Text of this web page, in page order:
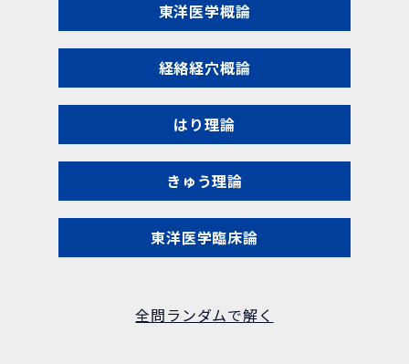
東洋医学概論
経絡経穴概論
はり理論
きゅう理論
東洋医学臨床論
全問ランダムで解く